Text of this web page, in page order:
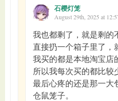
石樱灯笼
August 29th, 2025 at
我也都剩了，就是剩的
直接扔一个箱子里了，
我买的都是本地淘宝店
所以我每次买的都比较
最后心疼的还是那一大
仓鼠笼子。